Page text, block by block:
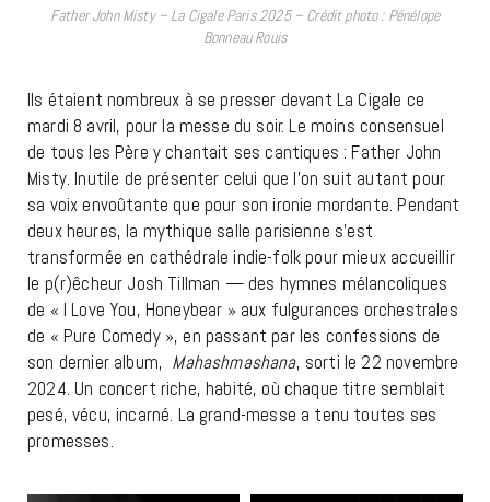
Father John Misty – La Cigale Paris 2025 – Crédit photo : Pénélope
Bonneau Rouis
Ils étaient nombreux à se presser devant La Cigale ce
mardi 8 avril, pour la messe du soir. Le moins consensuel
de tous les Père y chantait ses cantiques : Father John
Misty. Inutile de présenter celui que l’on suit autant pour
sa voix envoûtante que pour son ironie mordante. Pendant
deux heures, la mythique salle parisienne s’est
transformée en cathédrale indie-folk pour mieux accueillir
le p(r)êcheur Josh Tillman — des hymnes mélancoliques
de « I Love You, Honeybear » aux fulgurances orchestrales
de « Pure Comedy », en passant par les confessions de
son dernier album, Mahashmashana, sorti le 22 novembre
2024. Un concert riche, habité, où chaque titre semblait
pesé, vécu, incarné. La grand-messe a tenu toutes ses
promesses.